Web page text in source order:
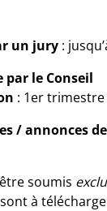
un jury :
le Conseil
: 1er trimestre
/ annonces
soumis
à